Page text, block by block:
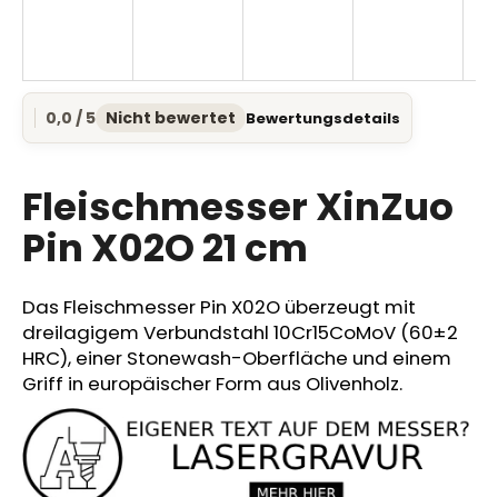
Die
durchschnittliche
ist
0,0
von
5
0,0 / 5 Nicht bewertet Bewertungsdetails
Fleischmesser XinZuo
Pin X02O 21 cm
Das Fleischmesser Pin X02O überzeugt mit
dreilagigem Verbundstahl 10Cr15CoMoV (60±2
HRC), einer Stonewash-Oberfläche und einem
Griff in europäischer Form aus Olivenholz.
SUCHEN
r
e
p
f
e
h
e
n